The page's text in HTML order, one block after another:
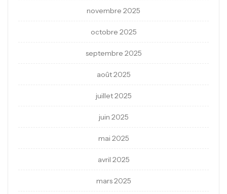
novembre 2025
octobre 2025
septembre 2025
août 2025
juillet 2025
juin 2025
mai 2025
avril 2025
mars 2025